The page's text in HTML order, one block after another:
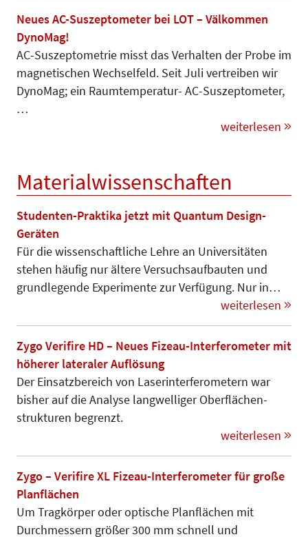
Neues AC-Suszeptometer bei LOT – Välkommen
DynoMag!
AC-Suszeptometrie misst das Ver­halten der Probe im
magnetischen Wechselfeld. Seit Juli vertreiben wir
DynoMag; ein Raumtemperatur- AC-Suszeptometer,
…
weiterlesen
Materialwissenschaften
Studenten-Praktika jetzt mit Quantum Design-
Geräten
Für die wissenschaftliche Lehre an Universitäten
stehen häufig nur ältere Versuchsaufbauten und
grundlegende Experimente zur Verfügung. Nur in…
weiterlesen
Zygo Verifire HD – Neues Fizeau-Interferometer mit
höherer lateraler Auflösung
Der Einsatzbereich von Laser­in­ter­fe­rometern war
bisher auf die Ana­lyse langwelliger Oberflächen­
struk­­turen begrenzt.
weiterlesen
Zygo – Verifire XL Fizeau-Interferometer für große
Planflächen
Um Tragkörper oder optische Planflächen mit
Durchmessern größer 300 mm schnell und